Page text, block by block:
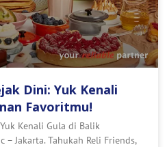
Dini: Yuk Kenali
Favoritmu!
Kenali Gula di Balik
– Jakarta. Tahukah Reli Friends,